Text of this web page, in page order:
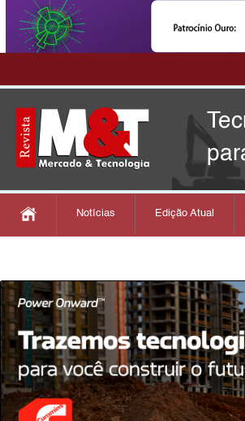
Notícias Edição Atual